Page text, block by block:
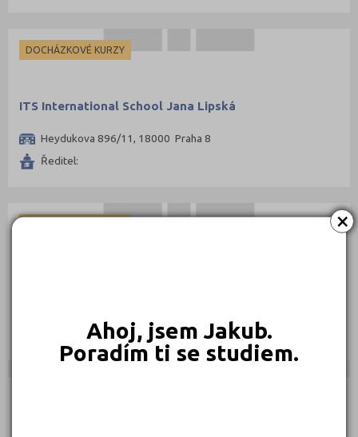
×
Ahoj, jsem Jakub.
Poradím ti se studiem.
DOCHÁZKOVÉ KURZY
ITS International School Jana Lipská
Heydukova 896/11, 18000 Praha 8
Ředitel: